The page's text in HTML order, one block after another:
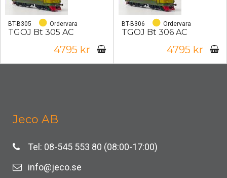
BT-B305 Ordervara
TGOJ Bt 305 AC
4795 kr
BT-B306 Ordervara
TGOJ Bt 306 AC
4795 kr
Jeco AB
Tel: 08-545 553 80 (08:00-17:00)
info@jeco.se